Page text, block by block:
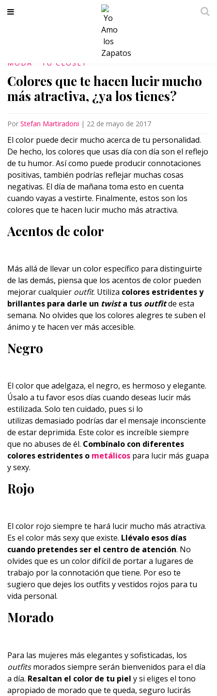
MODA TU CLÓSET
Colores que te hacen lucir mucho
más atractiva, ¿ya los tienes?
Por Stefan Martiradoni | 22 de mayo de 2017
El color puede decir mucho acerca de tu personalidad.
De hecho, los colores que usas día con día son el reflejo
de tu humor. Así como puede producir connotaciones
positivas, también podrías reflejar muchas cosas
negativas. El día de mañana toma esto en cuenta
cuando vayas a vestirte. Finalmente, estos son los
colores que te hacen lucir mucho más atractiva.
Acentos de color
Más allá de llevar un color específico para distinguirte
de las demás, piensa que los acentos de color pueden
mejorar cualquier outfit. Utiliza colores estridentes y
brillantes para darle un twista tus outfitde esta
semana. No olvides que los colores alegres te suben el
ánimo y te hacen ver más accesible.
Negro
El color que adelgaza, el negro, es hermoso y elegante.
Úsalo a tu favor esos días cuando deseas lucir más
estilizada. Solo ten cuidado, pues si lo
utilizas demasiado podrías dar el mensaje inconsciente
de estar deprimida. Este color es increíble siempre
que no abuses de él. Combínalo con diferentes
colores estridentes o metálicos para lucir más guapa
y sexy.
Rojo
El color rojo siempre te hará lucir mucho más atractiva.
Es el color más sexy que existe. Llévalo esos días
cuando pretendes ser el centro de atención. No
olvides que es un color difícil de portar a lugares de
trabajo por la connotación que tiene. Por eso te
sugiero que dejes los outfits y vestidos rojos para tu
vida personal.
Morado
Para las mujeres más elegantes y sofisticadas, los
outfitsmorados siempre serán bienvenidos para el día
a día. Resaltan el color de tu piel y si eliges el tono
apropiado de morado que te queda, seguro lucirás